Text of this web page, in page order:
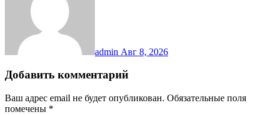
admin Авг 8, 2026
Добавить комментарий
Ваш адрес email не будет опубликован. Обязательные поля
помечены *